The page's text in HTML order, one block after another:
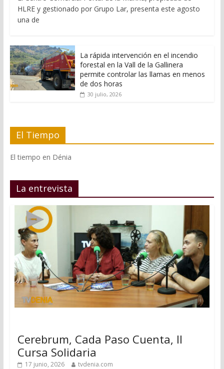
HLRE y gestionado por Grupo Lar, presenta este agosto
una de
La rápida intervención en el incendio
forestal en la Vall de la Gallinera
permite controlar las llamas en menos
de dos horas
30 julio, 2026
El Tiempo
El tiempo en Dénia
La entrevista
Cerebrum, Cada Paso Cuenta, II
Cursa Solidaria
17 junio, 2026 tvdenia.com